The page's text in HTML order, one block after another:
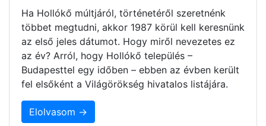
Ha Hollókő múltjáról, történetéről szeretnénk
többet megtudni, akkor 1987 körül kell keresnünk
az első jeles dátumot. Hogy miről nevezetes ez
az év? Arról, hogy Hollókő település –
Budapesttel egy időben – ebben az évben került
fel elsőként a Világörökség hivatalos listájára.
Elolvasom →